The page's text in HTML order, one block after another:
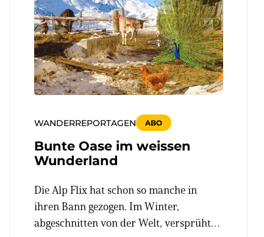
WANDERREPORTAGEN ABO
Bunte Oase im weissen
Wunderland
Die Alp Flix hat schon so manche in
ihren Bann gezogen. Im Winter,
abgeschnitten von der Welt, versprüht